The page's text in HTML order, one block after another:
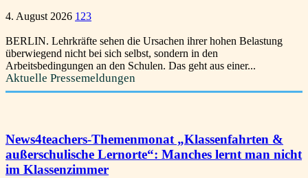
4. August 2026 123
BERLIN. Lehrkräfte sehen die Ursachen ihrer hohen Belastung
überwiegend nicht bei sich selbst, sondern in den
Arbeitsbedingungen an den Schulen. Das geht aus einer...
Aktuelle Pressemeldungen
News4teachers-Themenmonat „Klassenfahrten &
außerschulische Lernorte“: Manches lernt man nicht
im Klassenzimmer